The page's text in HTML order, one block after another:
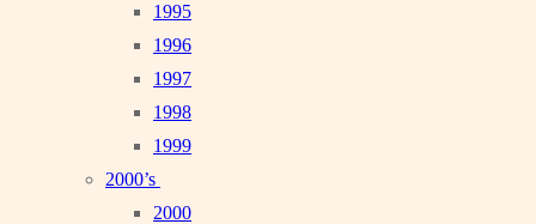
1995
1996
1997
1998
1999
2000’s
2000